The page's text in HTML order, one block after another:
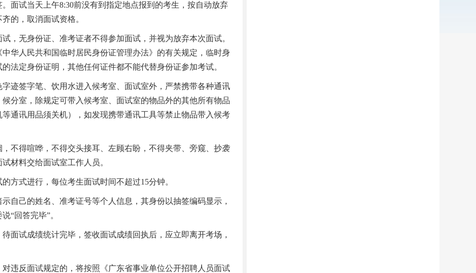
面试当天上午8:30前没有到指定地点报到的考生，按自动放弃
的，取消面试资格。
无身份证、准考证者不得参加面试，并视为放弃本次面试。
华人民共和国临时居民身份证管理办法》的有关规定，临时身
法定身份证明，其他任何证件都不能代替身份证参加考试。
签字笔、饮用水进入候考室、面试室外，严禁携带各种通讯
分室，除规定可带入候考室、面试室的物品外的其他所有物品
通讯用品须关机），如发现携带通讯工具等禁止物品带入候考
得喧哗，不得交头接耳、左顾右盼，不得夹带、旁窥、抄袭
材料交给面试室工作人员。
式进行，每位考生面试时间不超过15分钟。
己的姓名、准考证号等个人信息，其身份以抽签编码显示，
“回答完毕”。
试成绩统计完毕，签收面试成绩回执后，应立即离开考场，
反面试规定的，将按照《广东省事业单位公开招聘人员面试